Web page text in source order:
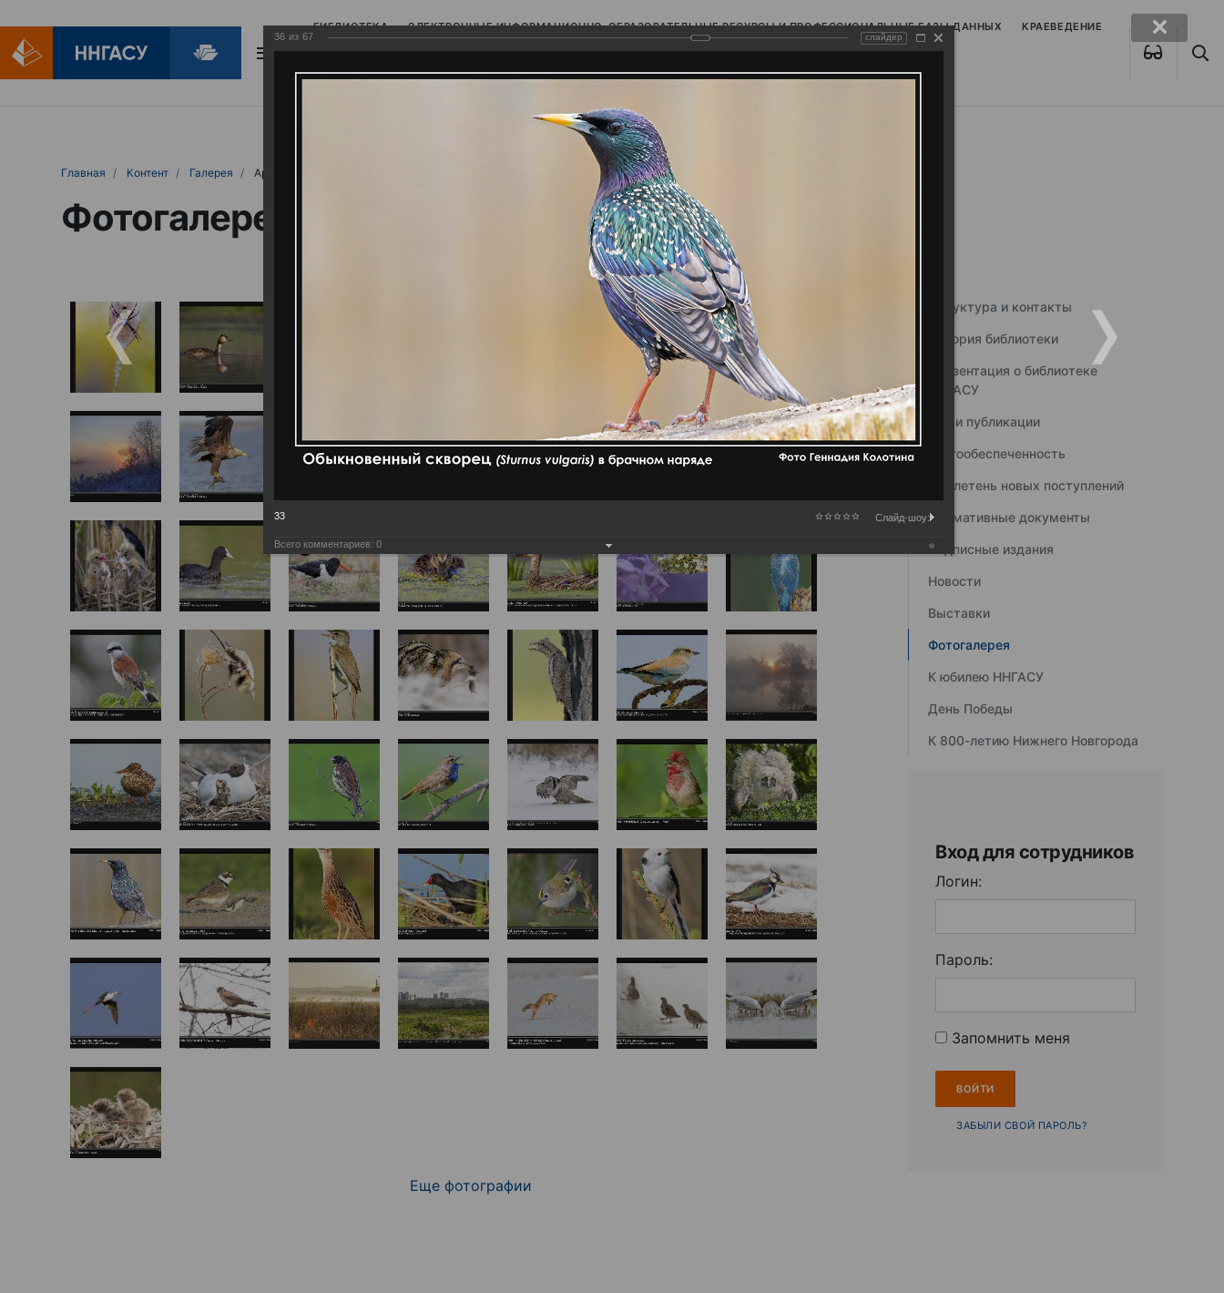
БИБЛИОТЕКА ЭЛЕКТРОННЫЕ ИНФОРМАЦИОННО-ОБРАЗОВАТЕЛЬНЫЕ РЕСУРСЫ И ПРОФЕССИОНАЛЬНЫЕ БАЗЫ ДАННЫХ КРАЕВЕДЕНИЕ
БИБЛИОПОМОЩЬ
Главная Контент Галерея Артемовские луга – жемчужина Нижегородского Поволжья
Фотогалерея
Еще фотографии
Структура и контакты
История библиотеки
Презентация о библиотеке
ННГАСУ
Наши публикации
Книгообеспеченность
Бюллетень новых поступлений
Нормативные документы
Подписные издания
Новости
Выставки
Фотогалерея
К юбилею ННГАСУ
День Победы
К 800-летию Нижнего Новгорода
Вход для сотрудников
Логин:
Пароль:
Запомнить меня
ЗАБЫЛИ СВОЙ ПАРОЛЬ?
36 из 67 слайдер
33 Слайд-шоу:
Всего комментариев: 0